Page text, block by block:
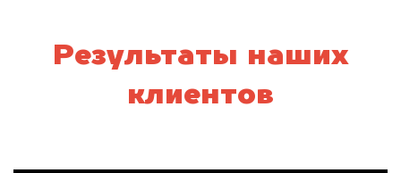
Результаты наших
клиентов